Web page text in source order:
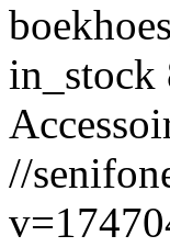
in_stock
//